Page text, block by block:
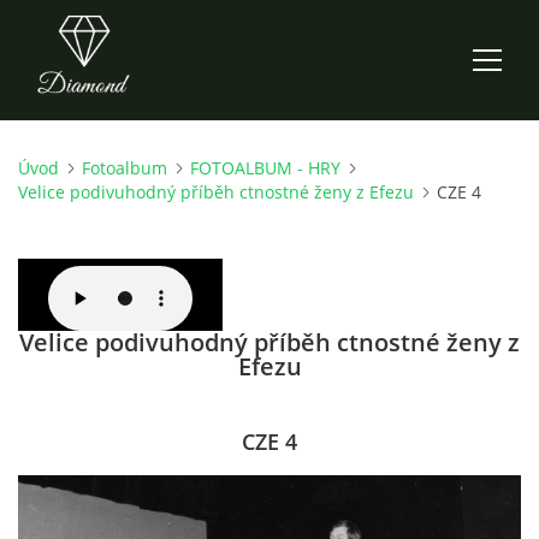
ÚVOD
O NÁS
Úvod Fotoalbum
FOTOALBUM - HRY
Velice podivuhodný příběh ctnostné ženy z Efezu
CZE 4
Velice podivuhodný příběh ctnostné ženy z
Efezu
CZE 4